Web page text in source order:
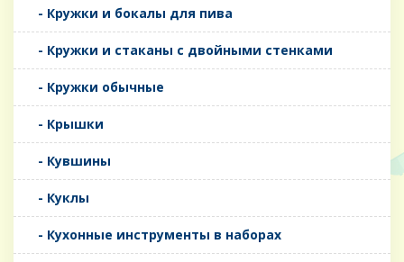
- Кружки и бокалы для пива
- Кружки и стаканы с двойными стенками
- Кружки обычные
- Крышки
- Кувшины
- Куклы
- Кухонные инструменты в наборах